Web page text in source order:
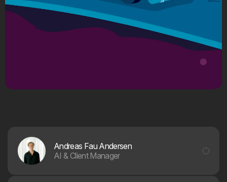
Andreas Fau Andersen
AI & Client Manager